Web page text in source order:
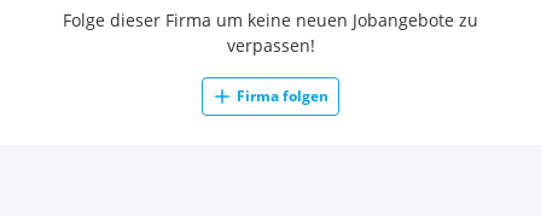
Folge dieser Firma um keine neuen Jobangebote zu
verpassen!
Firma folgen